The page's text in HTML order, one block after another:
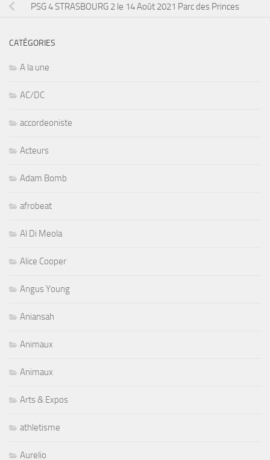
PSG 4 STRASBOURG 2 le 14 Août 2021 Parc des Princes
CATÉGORIES
A la une
AC/DC
accordeoniste
Acteurs
Adam Bomb
afrobeat
Al Di Meola
Alice Cooper
Angus Young
Aniansah
Animaux
Animaux
Arts & Expos
athletisme
Aurelio